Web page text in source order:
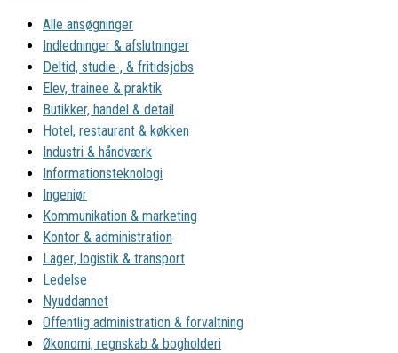
Alle ansøgninger
Indledninger & afslutninger
Deltid, studie-, & fritidsjobs
Elev, trainee & praktik
Butikker, handel & detail
Hotel, restaurant & køkken
Industri & håndværk
Informationsteknologi
Ingeniør
Kommunikation & marketing
Kontor & administration
Lager, logistik & transport
Ledelse
Nyuddannet
Offentlig administration & forvaltning
Økonomi, regnskab & bogholderi